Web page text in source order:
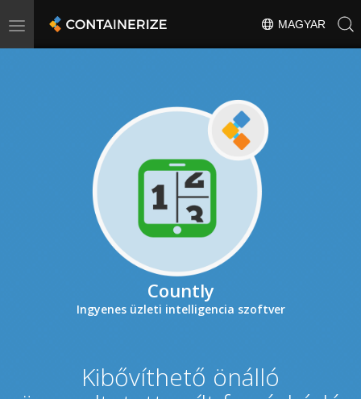
Toggle
MAGYAR
Countly
Ingyenes üzleti intelligencia szoftver
Kibővíthető önálló